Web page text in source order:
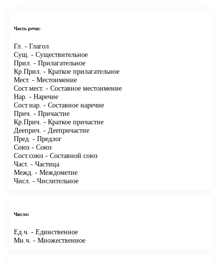
Часть речи:
Гл. - Глагол
Сущ. - Существительное
Прил. - Прилагательное
Кр.Прил. - Краткое прилагательное
Мест. - Местоимение
Сост.мест. - Составное местоимение
Нар. - Наречие
Сост.нар. - Составное наречие
Прич. - Причастие
Кр.Прич. - Краткое причастие
Дееприч. - Деепричастие
Пред. - Предлог
Союз - Союз
Сост.союз - Составной союз
Част. - Частица
Межд. - Междометие
Числ. - Числительное
Число:
Ед.ч. - Единственное
Мн.ч. - Множественное